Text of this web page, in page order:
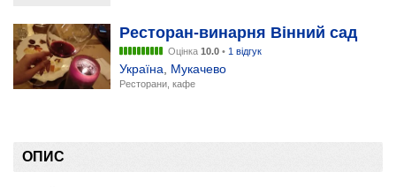
Ресторан-винарня Вінний сад
Оцінка 10.0 • 1 відгук
Україна, Мукачево
Ресторани, кафе
ОПИС